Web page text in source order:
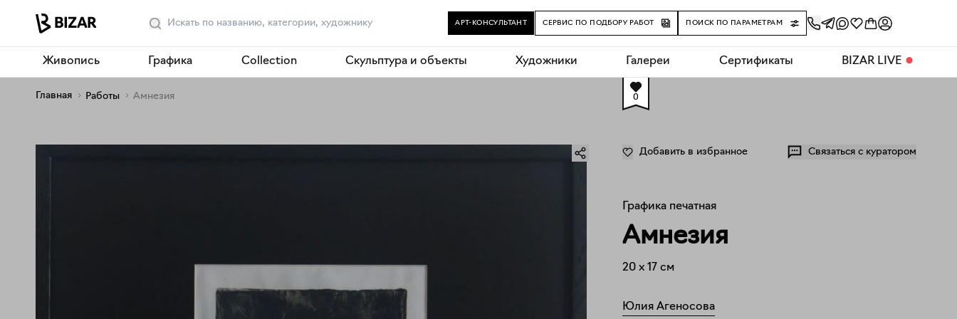
АРТ-КОНСУЛЬТАНТ СЕРВИС ПО ПОДБОРУ РАБОТ ПОИСК ПО ПАРАМЕТРАМ
Живопись Графика Collection Скульптура и объекты Художники Галереи Сертификаты BIZAR LIVE ⬤
Главная Работы Амнезия 0
Добавить в избранное Связаться с куратором
Графика печатная
Амнезия
20 x 17 см
Юлия Агеносова